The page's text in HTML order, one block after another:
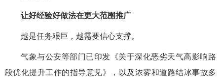
让好经验好做法在更大范围推广
越是任务艰巨，越需要信心支撑。
气象与公安等部门已印发《关于深化恶劣天气高影响路
段优化提升工作的指导意见》，以及浓雾和道路结冰事故多